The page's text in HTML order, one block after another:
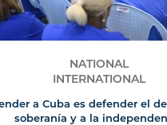
NATIONAL
INTERNATIONAL
a Cuba es defender el
soberanía y a la